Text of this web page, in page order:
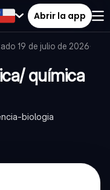
Abrir la app
19 de julio de 2026·
química
biologia